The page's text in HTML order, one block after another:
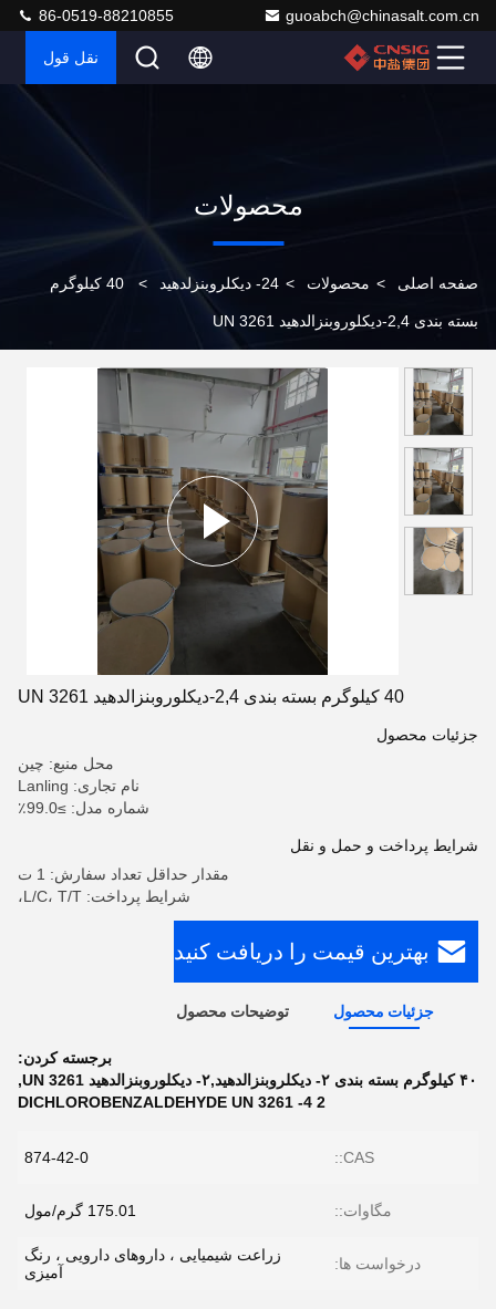
guoabch@chinasalt.com.cn
86-0519-88210855
نقل قول
محصولات
صفحه اصلی > محصولات > 24- دیکلروبنزلدهید > 40 کیلوگرم
بسته بندی 2,4-دیکلوروبنزالدهید UN 3261
40 کیلوگرم بسته بندی 2,4-دیکلوروبنزالدهید UN 3261
جزئیات محصول
محل منبع: چین
نام تجاری: Lanling
شماره مدل: ≥99.0٪
شرایط پرداخت و حمل و نقل
مقدار حداقل تعداد سفارش: 1 ت
شرایط پرداخت: L/C، T/T،
بهترین قیمت را دریافت کنید
جزئیات محصول توضیحات محصول
برجسته کردن:
۴۰ کیلوگرم بسته بندی ۲- دیکلروبنزالدهید,۲- دیکلوروبنزالدهید UN 3261
,
2 4- DICHLOROBENZALDEHYDE UN 3261
CAS::
874-42-0
مگاوات:: 175.01 گرم/مول
درخواست ها:
زراعت شیمیایی ، داروهای دارویی ، رنگ
آمیزی